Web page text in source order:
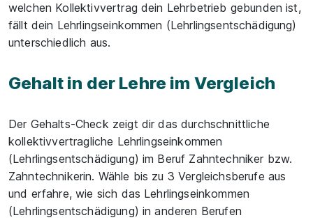
welchen Kollektivvertrag dein Lehrbetrieb gebunden ist,
fällt dein Lehrlingseinkommen (Lehrlingsentschädigung)
unterschiedlich aus.
Gehalt in der Lehre im Vergleich
Der Gehalts-Check zeigt dir das durchschnittliche
kollektivvertragliche Lehrlingseinkommen
(Lehrlingsentschädigung) im Beruf Zahntechniker bzw.
Zahntechnikerin. Wähle bis zu 3 Vergleichsberufe aus
und erfahre, wie sich das Lehrlingseinkommen
(Lehrlingsentschädigung) in anderen Berufen